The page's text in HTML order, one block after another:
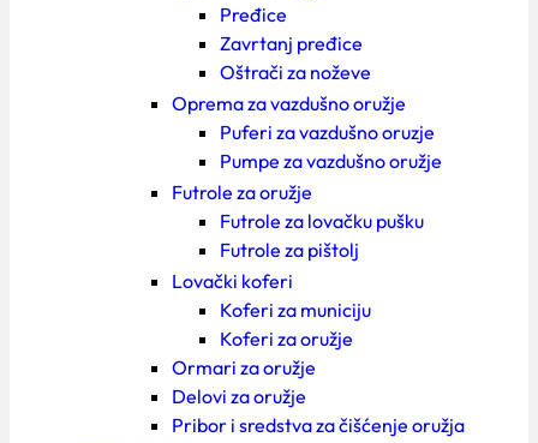
Pređice
Zavrtanj pređice
Oštrači za noževe
Oprema za vazdušno oružje
Puferi za vazdušno oruzje
Pumpe za vazdušno oružje
Futrole za oružje
Futrole za lovačku pušku
Futrole za pištolj
Lovački koferi
Koferi za municiju
Koferi za oružje
Ormari za oružje
Delovi za oružje
Pribor i sredstva za čišćenje oružja